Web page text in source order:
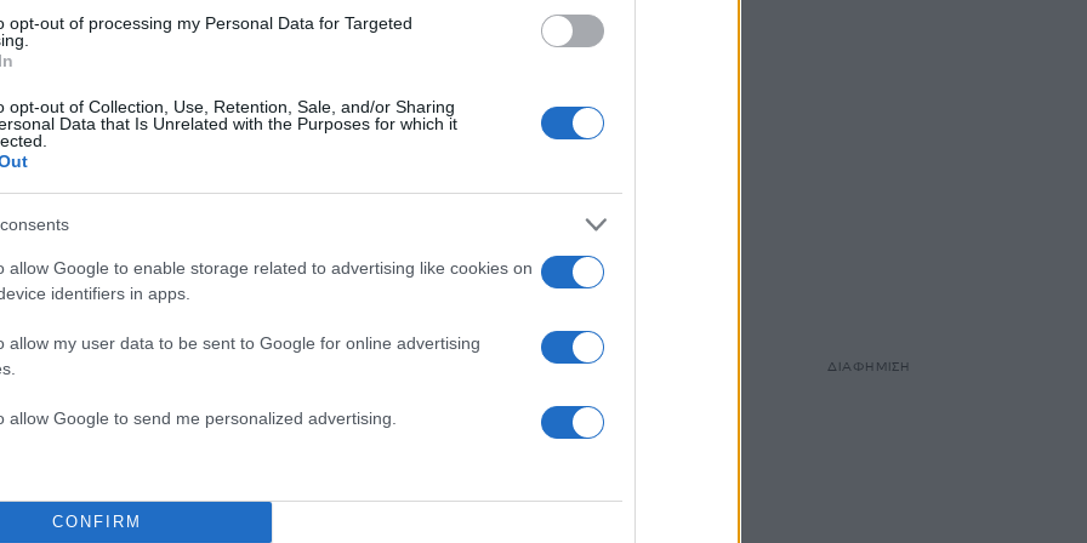
opt-out of processing my Personal Data for Targeted
opt-out of Collection, Use, Retention, Sale, and/or Sharing
Data that Is Unrelated with the Purposes for which it
allow Google to enable storage related to advertising like cookies on
identifiers in apps.
allow my user data to be sent to Google for online advertising
allow Google to send me personalized advertising.
CONFIRM
μιας φιλόδοξης, αλλά ρεαλιστικής κλιματικής
την ανταγωνιστικότητα και διασφαλίζοντας τη στήριξη
ΔΙΑΦΗΜΙΣΗ